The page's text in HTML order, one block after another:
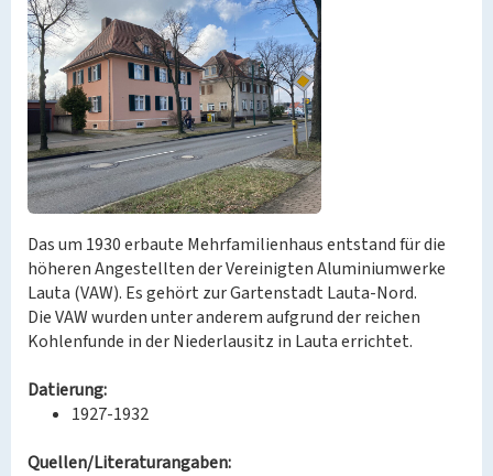
Das um 1930 erbaute Mehrfamilienhaus entstand für die
höheren Angestellten der Vereinigten Aluminiumwerke
Lauta (VAW). Es gehört zur Gartenstadt Lauta-Nord.
Die VAW wurden unter anderem aufgrund der reichen
Kohlenfunde in der Niederlausitz in Lauta errichtet.
Datierung:
1927-1932
Quellen/Literaturangaben: